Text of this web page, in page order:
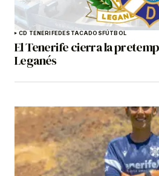
CD TENERIFEDESTACADOSFÚTBOL
El Tenerife cierra la
Leganés